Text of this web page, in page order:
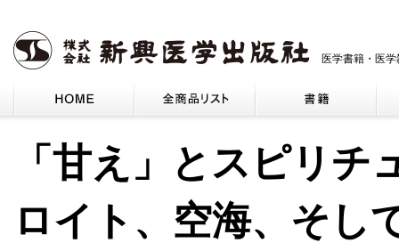
医学書籍・医
「甘え」とスピリ
ロイト、空海、そし